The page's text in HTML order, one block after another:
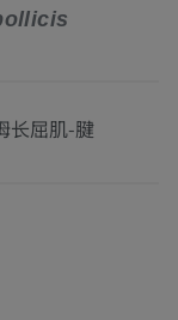
长屈肌-腱